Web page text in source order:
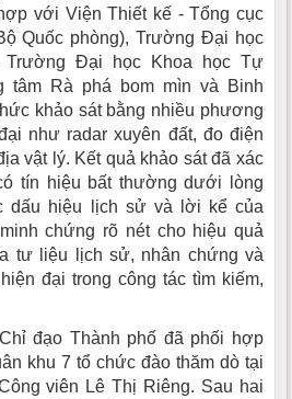
với Viện Thiết kế - Tổng cục
Quốc phòng), Trường Đại học
Trường Đại học Khoa học Tự
tâm Rà phá bom mìn và Binh
khảo sát bằng nhiều phương
như radar xuyên đất, đo điện
vật lý. Kết quả khảo sát đã xác
tín hiệu bất thường dưới lòng
dấu hiệu lịch sử và lời kể của
chứng rõ nét cho hiệu quả
tư liệu lịch sử, nhân chứng và
đại trong công tác tìm kiếm,
đạo Thành phố đã phối hợp
khu 7 tổ chức đào thăm dò tại
viên Lê Thị Riêng. Sau hai